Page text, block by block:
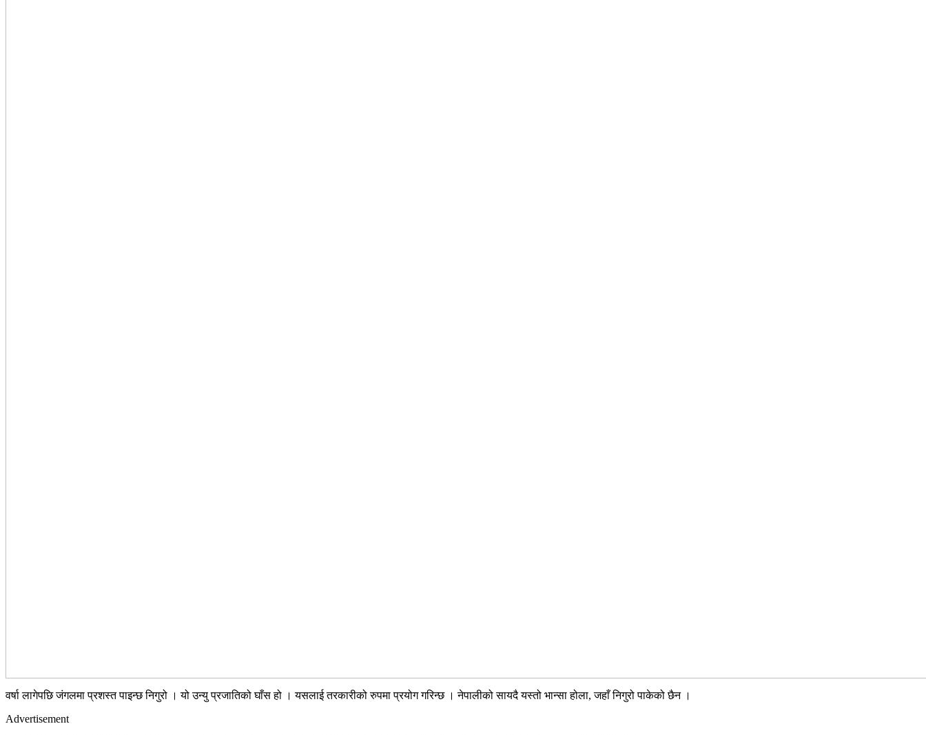
वर्षा लागेपछि जंगलमा प्रशस्त पाइन्छ निगुरो । यो उन्यु प्रजातिको घाँस हो । यसलाई तरकारीको रुपमा प्रयोग गरिन्छ । नेपालीको सायदै यस्तो भान्सा होला, जहाँ निगुरो पाकेको छैन ।
Advertisement